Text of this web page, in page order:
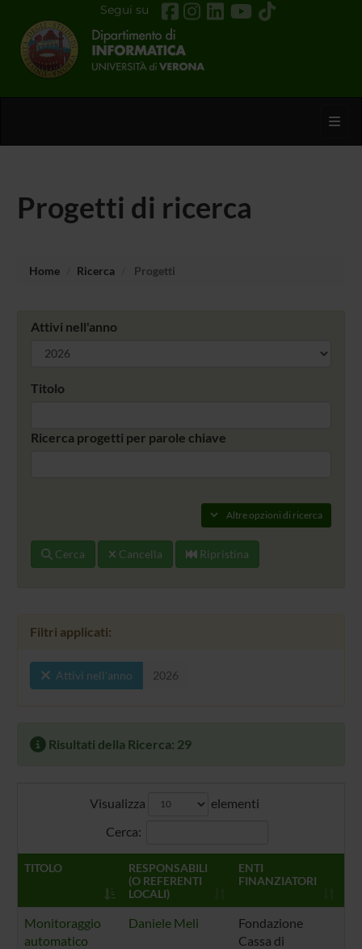
Segui su
Progetti di ricerca
Home Ricerca Progetti
Attivi nell'anno
Titolo
Ricerca progetti per parole chiave
Altre opzioni di ricerca
Cerca Cancella Ripristina
Filtri applicati:
Attivi nell'anno 2026
Risultati della Ricerca: 29
Visualizza
elementi
Cerca:
TITOLO
RESPONSABILI
(O REFERENTI
LOCALI)
ENTI
FINANZIATORI
Monitoraggio
automatico
Daniele Meli
Fondazione
Cassa di